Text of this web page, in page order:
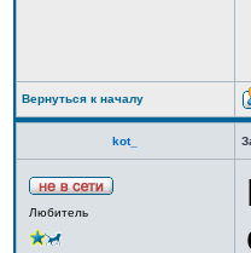
Вернуться к началу
kot_
Любитель